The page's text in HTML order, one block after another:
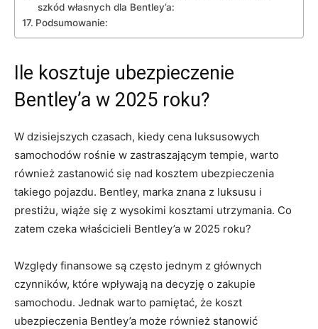
szkód ‍własnych dla Bentley’a:
Podsumowanie:
Ile kosztuje ubezpieczenie
Bentley’a w 2025 roku?
W​ dzisiejszych czasach, kiedy cena​ luksusowych
⁢samochodów rośnie w zastraszającym ⁣tempie, warto
również‌ zastanowić się nad⁤ kosztem ubezpieczenia
takiego pojazdu. Bentley, marka znana z luksusu i
prestiżu, ​wiąże się z wysokimi kosztami utrzymania. ⁣Co
zatem czeka właścicieli Bentley’a w 2025 roku?
Względy finansowe są często jednym z‌ głównych
czynników, które wpływają na decyzję o zakupie
samochodu. Jednak ⁣warto pamiętać, że koszt
ubezpieczenia Bentley’a może również stanowić